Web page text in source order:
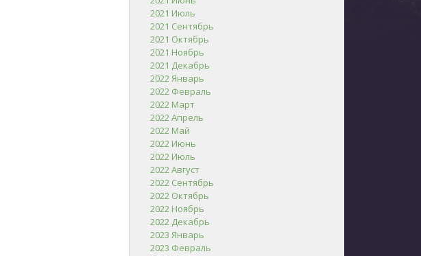
2021 Июль
2021 Сентябрь
2021 Октябрь
2021 Ноябрь
2021 Декабрь
2022 Январь
2022 Февраль
2022 Март
2022 Апрель
2022 Май
2022 Июнь
2022 Июль
2022 Август
2022 Сентябрь
2022 Октябрь
2022 Ноябрь
2022 Декабрь
2023 Январь
2023 Февраль